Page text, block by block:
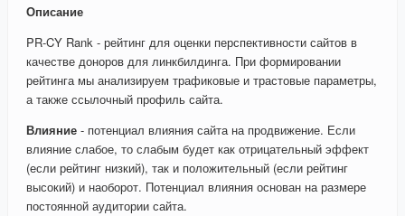
Описание
PR-CY Rank - рейтинг для оценки перспективности сайтов в
качестве доноров для линкбилдинга. При формировании
рейтинга мы анализируем трафиковые и трастовые параметры,
а также ссылочный профиль сайта.
Влияние - потенциал влияния сайта на продвижение. Если
влияние слабое, то слабым будет как отрицательный эффект
(если рейтинг низкий), так и положительный (если рейтинг
высокий) и наоборот. Потенциал влияния основан на размере
постоянной аудитории сайта.